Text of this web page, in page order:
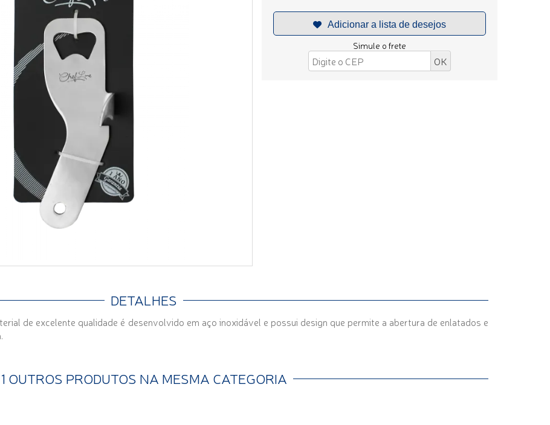
Simule o frete
DETALHES
de excelente qualidade é desenvolvido em aço inoxidável e possui design que permite a abertura de enlatados e
1 OUTROS PRODUTOS NA MESMA CATEGORIA